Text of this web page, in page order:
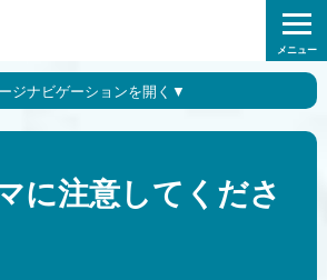
メニュー
に注意してくださ